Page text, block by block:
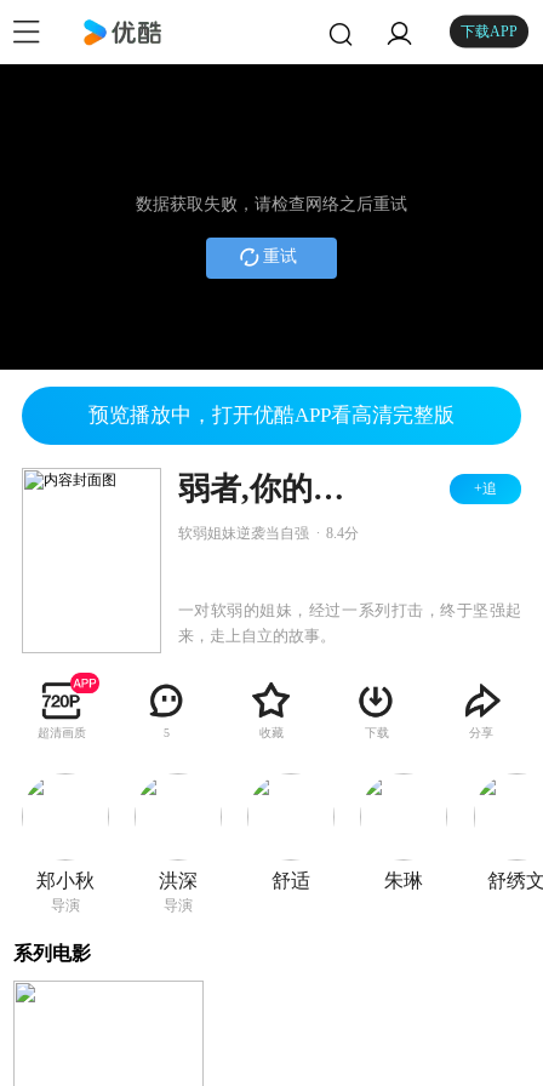
下载APP
数据获取失败，请检查网络之后重试
重试
预览播放中，打开优酷APP看高清完整版
弱者,你的名字是女人 +追
软弱姐妹逆袭当自强 8.4分
一对软弱的姐妹，经过一系列打击，终于坚强起
来，走上自立的故事。
超清画质 5 收藏 下载 分享
郑小秋
导演
洪深
导演
舒适 朱琳 舒绣
系列电影